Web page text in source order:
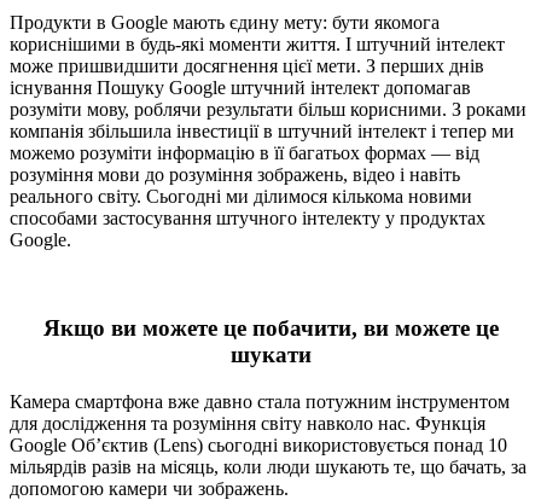
Продукти в Google мають єдину мету: бути якомога
кориснішими в будь-які моменти життя. І штучний інтелект
може пришвидшити досягнення цієї мети. З перших днів
існування Пошуку Google штучний інтелект допомагав
розуміти мову, роблячи результати більш корисними. З роками
компанія збільшила інвестиції в штучний інтелект і тепер ми
можемо розуміти інформацію в її багатьох формах — від
розуміння мови до розуміння зображень, відео і навіть
реального світу. Сьогодні ми ділимося кількома новими
способами застосування штучного інтелекту у продуктах
Google.
Якщо ви можете це побачити, ви можете це
шукати
Камера смартфона вже давно стала потужним інструментом
для дослідження та розуміння світу навколо нас. Функція
Google Об’єктив (Lens) сьогодні використовується понад 10
мільярдів разів на місяць, коли люди шукають те, що бачать, за
допомогою камери чи зображень.